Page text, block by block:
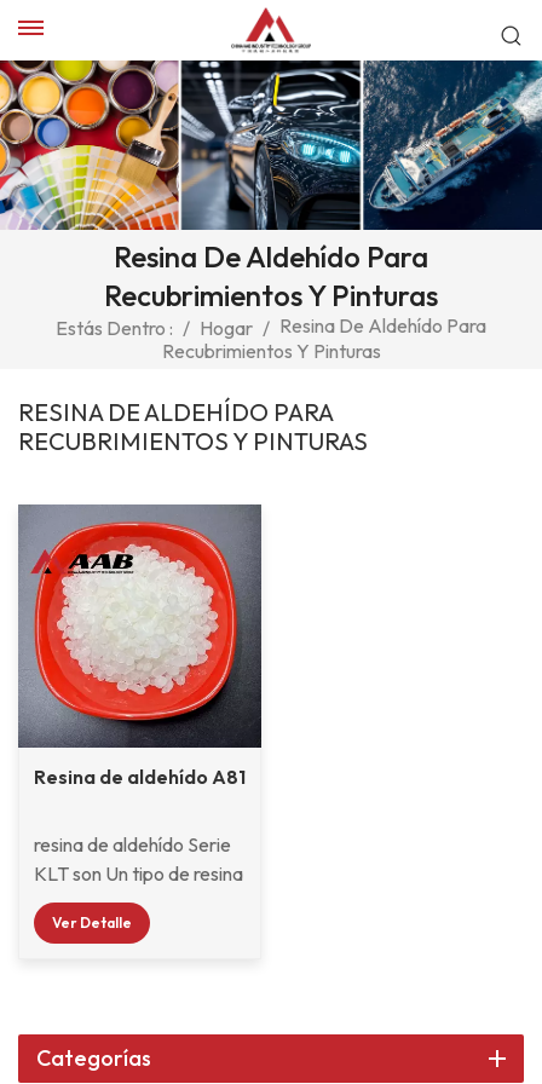
Resina De Aldehído Para
Recubrimientos Y Pinturas
Estás Dentro : / Hogar / Resina De Aldehído Para
Recubrimientos Y Pinturas
RESINA DE ALDEHÍDO PARA
RECUBRIMIENTOS Y PINTURAS
Resina de aldehído A81
resina de aldehído Serie
KLT son Un tipo de resina
de condensación de
aldehído, incolora o
agua, y compatible con
casi todas las materias
Ver Detalle
Categorías